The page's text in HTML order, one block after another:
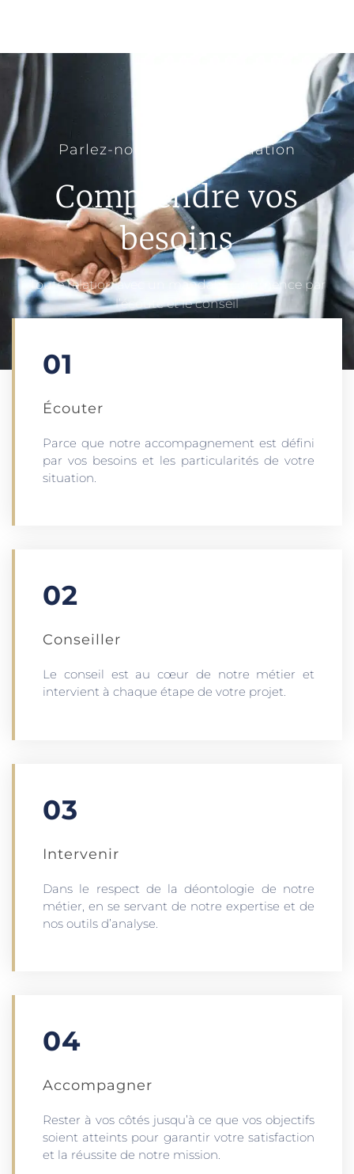
Parlez-nous de votre situation
Comprendre vos
besoins
Toute relation avec un mandant commence par
l’écoute et le conseil
01
Écouter​
Parce que notre accompagnement est défini
par vos besoins et les particularités de votre
situation.
02
Conseiller
Le conseil est au cœur de notre métier et
intervient à chaque étape de votre projet.
03
Intervenir
Dans le respect de la déontologie de notre
métier, en se servant de notre expertise et de
nos outils d’analyse.
04
Accompagner
Rester à vos côtés jusqu’à ce que vos objectifs
soient atteints pour garantir votre satisfaction
et la réussite de notre mission.